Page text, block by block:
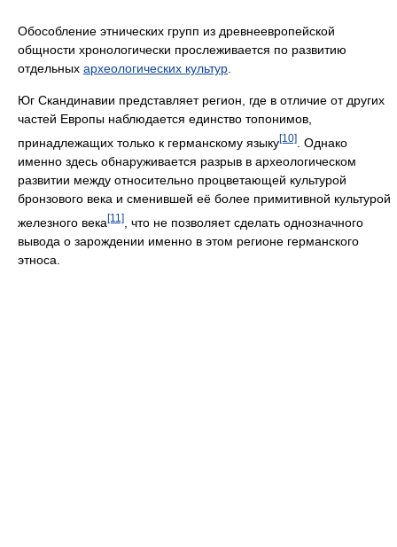
Обособление этнических групп из древнеевропейской
общности хронологически прослеживается по развитию
отдельных археологических культур.
Юг Скандинавии представляет регион, где в отличие от других
частей Европы наблюдается единство топонимов,
принадлежащих только к германскому языку[10]
. Однако
именно здесь обнаруживается разрыв в археологическом
развитии между относительно процветающей культурой
бронзового века и сменившей её более примитивной культурой
железного века[11]
, что не позволяет сделать однозначного
вывода о зарождении именно в этом регионе германского
этноса.